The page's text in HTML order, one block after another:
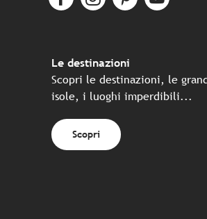
Le destinazioni
Scopri le destinazioni, le
isole, i luoghi imperdibili...
Scopri